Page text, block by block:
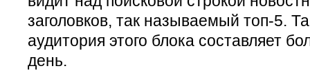
заголовков, так называемый топ-5.
аудитория этого блока составляет
день.